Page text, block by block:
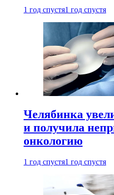
1 год спустя1 год спустя
Челябинка
и получила
онкологию
1 год спустя1 год спустя